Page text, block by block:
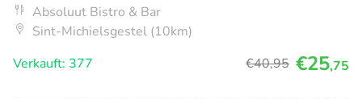
Absoluut Bistro & Bar
Sint-Michielsgestel (10km)
Verkauft: 377
€40,95 €25,75